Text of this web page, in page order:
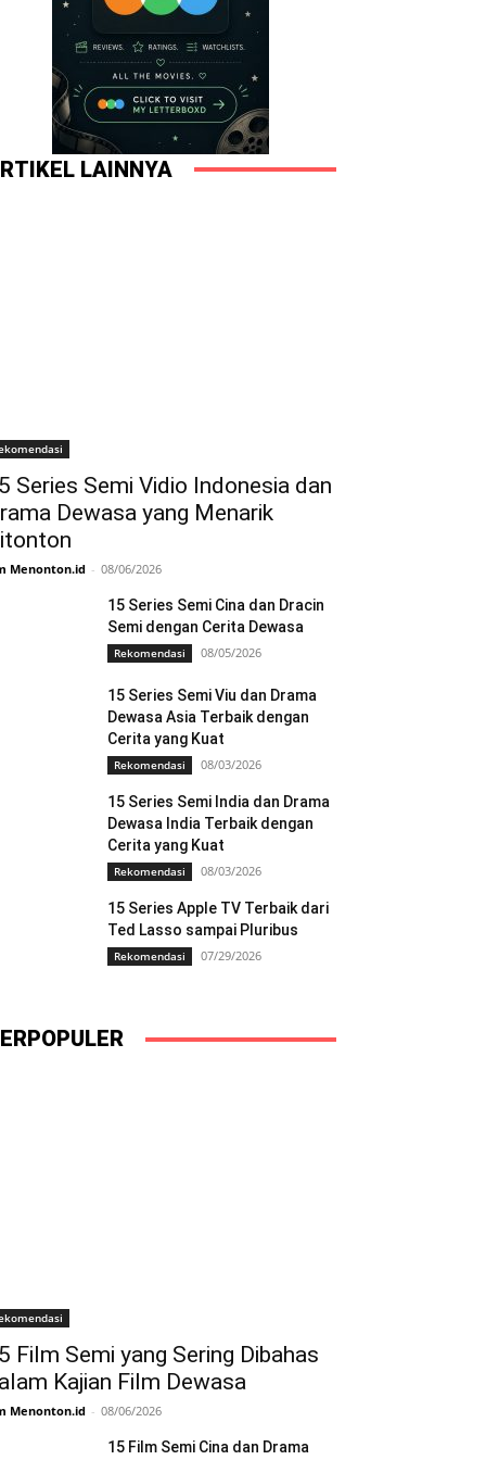
LAINNYA
Series Semi Vidio Indonesia dan
Dewasa yang Menarik
Menonton.id - 08/06/2026
15 Series Semi Cina dan Dracin
Semi dengan Cerita Dewasa
Rekomendasi 08/05/2026
15 Series Semi Viu dan Drama
Dewasa Asia Terbaik dengan
Cerita yang Kuat
Rekomendasi 08/03/2026
15 Series Semi India dan Drama
Dewasa India Terbaik dengan
Cerita yang Kuat
Rekomendasi 08/03/2026
15 Series Apple TV Terbaik dari
Ted Lasso sampai Pluribus
Rekomendasi 07/29/2026
Film Semi yang Sering Dibahas
Kajian Film Dewasa
Menonton.id - 08/06/2026
15 Film Semi Cina dan Drama